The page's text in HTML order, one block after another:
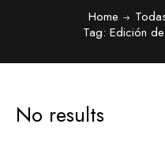
Home
Tag: Edición
No results